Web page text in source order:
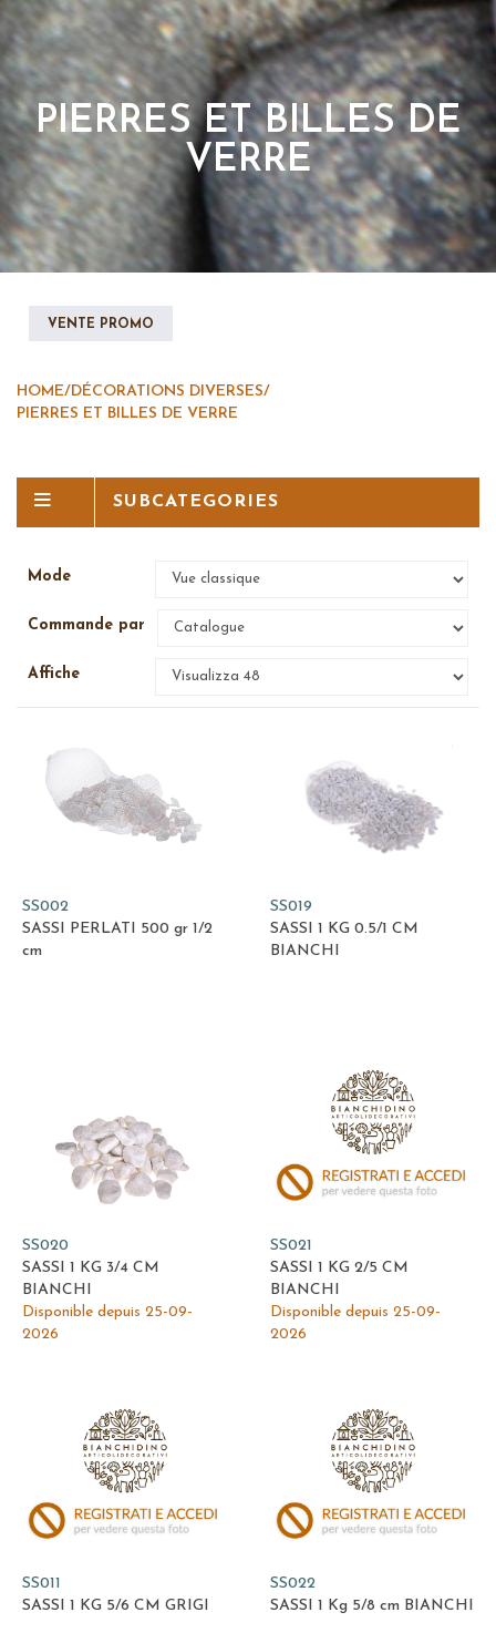
PIERRES ET BILLES DE
VERRE
VENTE PROMO
HOME/DÉCORATIONS DIVERSES/
PIERRES ET BILLES DE VERRE
SUBCATEGORIES
Mode
Commande par
Affiche
SS002
SASSI PERLATI 500 gr 1/2
cm
SS019
SASSI 1 KG 0.5/1 CM
BIANCHI
SS020
SASSI 1 KG 3/4 CM
BIANCHI
Disponible depuis 25-09-
2026
SS021
SASSI 1 KG 2/5 CM
BIANCHI
Disponible depuis 25-09-
2026
SS011
SASSI 1 KG 5/6 CM GRIGI
SS022
SASSI 1 Kg 5/8 cm BIANCHI